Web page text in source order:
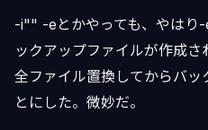
-i"" -eとかやっても、やはり
ックアップファイルが作成さ
全ファイル置換してからバ
とにした。微妙だ。